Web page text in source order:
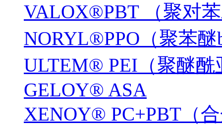
VALOX®PBT （聚对
NORYL®PPO（聚苯醚
ULTEM® PEI（聚醚酰
GELOY® ASA
XENOY® PC+PBT（